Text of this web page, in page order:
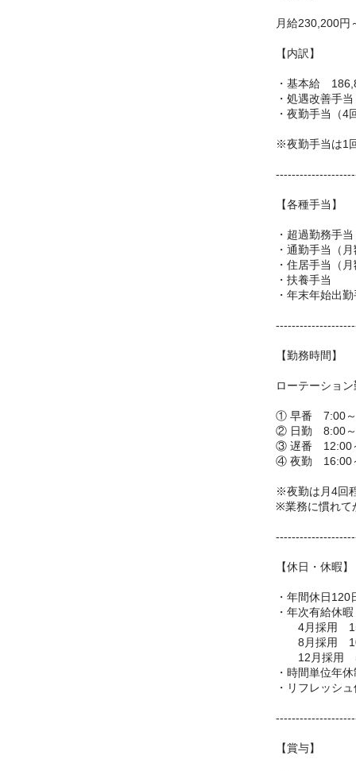
月給230,200円
【内訳】
・基本給
・処遇改善手
・夜勤手当（4
※夜勤手当は1
【各種手当】
・超過勤務手当
・通勤手当（
・住居手当（
・扶養手当
・年末年始出
【勤務時間】
ローテーショ
① 早番 7:00～
② 日勤 8:00～
③ 遅番 12:00
④ 夜勤 16:00
※夜勤は月4回
※業務に慣れて
【休日・休暇】
・年間休日
・年次有給休
4月採用
8月採用
12月採用
・時間単位年
・リフレッシ
【賞与】